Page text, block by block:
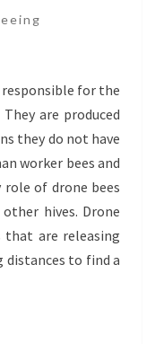
responsible for the
are produced
they do not have
worker bees and
of drone bees
hives. Drone
that are releasing
distances to find a
MORE